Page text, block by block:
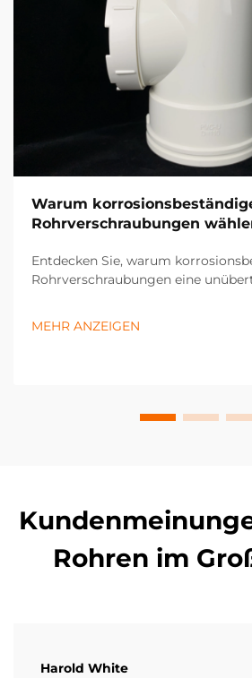
Warum
Rohrverschraubungen
Entdecken Sie, warum
Rohrverschraubungen eine
Sie jetzt mehr.
MEHR ANZEIGEN
Rohren im
Harold White